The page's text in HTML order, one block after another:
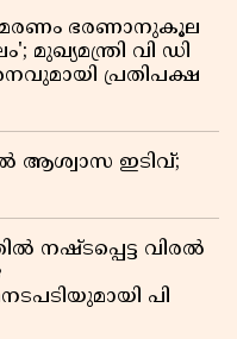
മരണം ഭരണാനുകൂല
വി ഡി
പ്രതിപക്ഷ
ആശ്വാസ ഇടിവ്;
വിരൽ
പി